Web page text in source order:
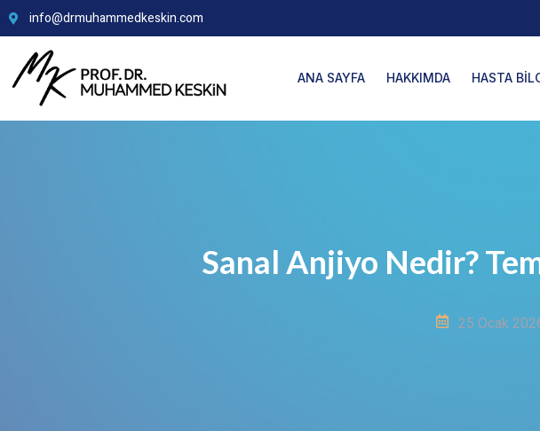
info@drmuhammedkeskin.com
ANA SAYFA HAKKIMDA HASTA
Sanal Anjiyo Nedir?
25 Ocak